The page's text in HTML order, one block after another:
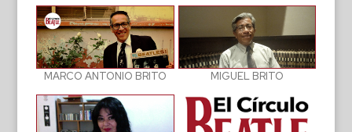
MARCO ANTONIO BRITO MIGUEL BRITO